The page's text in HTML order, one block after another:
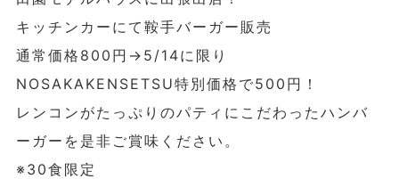
キッチンカーにて鞍手バーガー販売
通常価格800円→5/14に限り
NOSAKAKENSETSU特別価格で500円！
レンコンがたっぷりのパティにこだわったハンバ
ーガーを是非ご賞味ください。
※30食限定